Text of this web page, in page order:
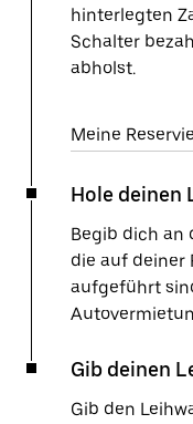
hinterlegten
Schalter
abholst.
Meine
Hole deinen
Begib dich an
die auf deiner
aufgeführt
Gib deinen
Gib den